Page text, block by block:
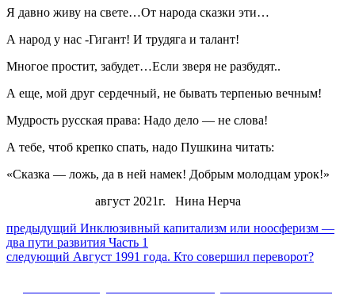
Я давно живу на свете…От народа сказки эти…
А народ у нас -Гигант! И трудяга и талант!
Многое простит, забудет…Если зверя не разбудят..
А еще, мой друг сердечный, не бывать терпенью вечным!
Мудрость русская права: Надо дело — не слова!
А тебе, чтоб крепко спать, надо Пушкина читать:
«Сказка — ложь, да в ней намек! Добрым молодцам урок!»
август 2021г. Нина Нерча
Навигация
по
предыдущий Предыдущий
пост:
Инклюзивный капитализм или ноосферизм —
два пути развития Часть 1
следующий Следующее
Август 1991 года. Кто совершил переворот?